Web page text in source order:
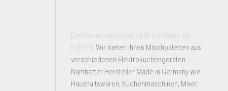
Elektroküchengeräte LKW Container für
EXPORTWir bieten Ihnen Mischpaletten aus
verschiedenen Elektroküchengeräten
Namhafter Hersteller Made in Germany wie
Haushaltswaren, Küchenmaschinen, Mixer,